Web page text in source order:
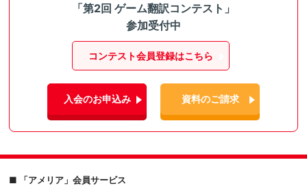
「第2回 ゲーム翻訳コンテスト」
参加受付中
コンテスト会員登録はこちら
入会のお申込み 資料のご請求
■ 「アメリア」会員サービス